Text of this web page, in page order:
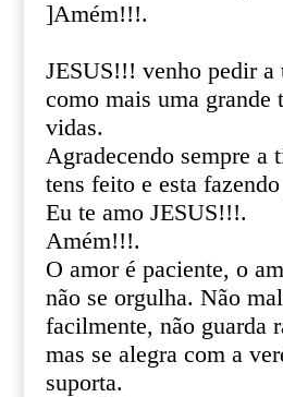
]Amém!!!.
JESUS!!! venho pedir a
como mais uma grande
vidas.
Agradecendo sempre a
tens feito e esta
Eu te amo JESUS!!!.
Amém!!!.
O amor é paciente, o
não se orgulha. Não
facilmente, não guarda
mas se alegra com a
suporta.